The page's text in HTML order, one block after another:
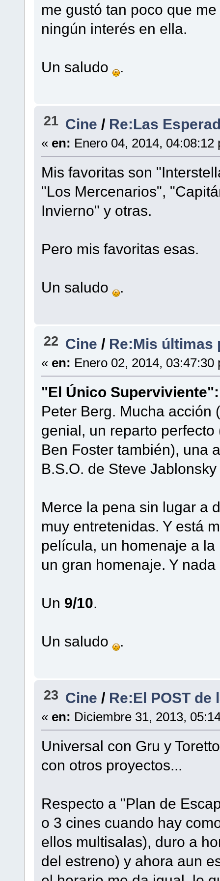
me gustó tan poco que
ningún interés en ella.
Un saludo .
21 Cine / Re:Las
« en: Enero 04, 2014, 04:08:12
Mis favoritas son
"Los Mercenarios",
Invierno" y otras.
Pero mis favoritas esas.
Un saludo .
22 Cine/ Re:Mis últimas
« en: Enero 02, 2014, 03:47:30
"El Único Superviviente":
Peter Berg. Mucha acción
genial, un reparto
Ben Foster también), una
B.S.O. de Steve
Merce la pena sin lugar a
muy entretenidas. Y está
película, un homenaje a
un gran homenaje. Y
Un 9/10.
Un saludo .
23 Cine/ Re:El POST de
« en: Diciembre 31, 2013,
Universal con Gru y
con otros proyectos...
Respecto a "Plan de
o 3 cines cuando hay
ellos multisalas), duro a
del estreno) y ahora aun